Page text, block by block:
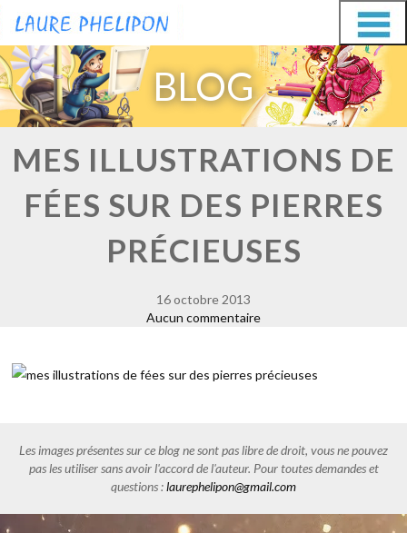
Aller
au
contenu
Aller
au
contenu
BLOG
MES ILLUSTRATIONS DE
FÉES SUR DES PIERRES
PRÉCIEUSES
16 octobre 2013
Aucun commentaire
Les images présentes sur ce blog ne sont pas libre de droit, vous ne pouvez
pas les utiliser sans avoir l'accord de l'auteur. Pour toutes demandes et
questions :laurephelipon@gmail.com